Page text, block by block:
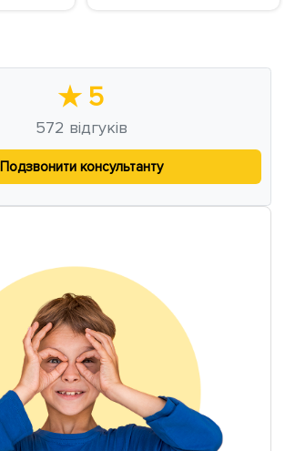
★ 5
572 відгуків
Подзвонити консультанту